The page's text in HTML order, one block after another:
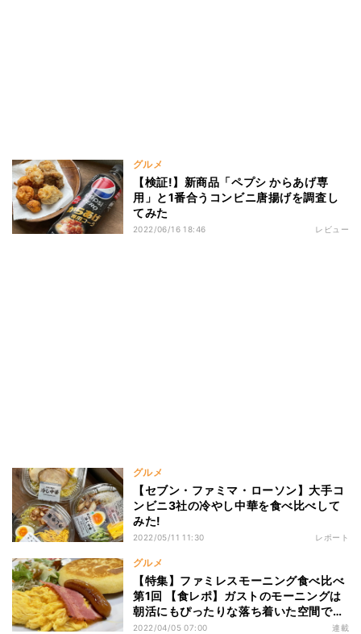
グルメ
【検証!】新商品「ペプシ からあげ専
用」と1番合うコンビニ唐揚げを調査し
てみた
2022/06/16 18:46 レビュー
グルメ
【セブン・ファミマ・ローソン】大手コ
ンビニ3社の冷やし中華を食べ比べして
みた!
2022/05/11 11:30 レポート
グルメ
【特集】ファミレスモーニング食べ比べ
第1回 【食レポ】ガストのモーニングは
朝活にもぴったりな落ち着いた空間でし
た
2022/04/05 07:00 連載